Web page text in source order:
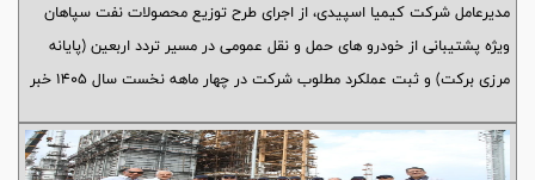
مدیرعامل شرکت کیمیا اسپیدی، از اجراى طرح توزیع محصولات نفت سپاهان
ویژه پشتیبانی از خودرو های حمل و نقل عمومی در مسیر تردد اربعین (پایانه
مرزی برکت) و ثبت عملکرد مطلوب شرکت در چهار ماهه نخست سال ۱۴۰۵ خبر